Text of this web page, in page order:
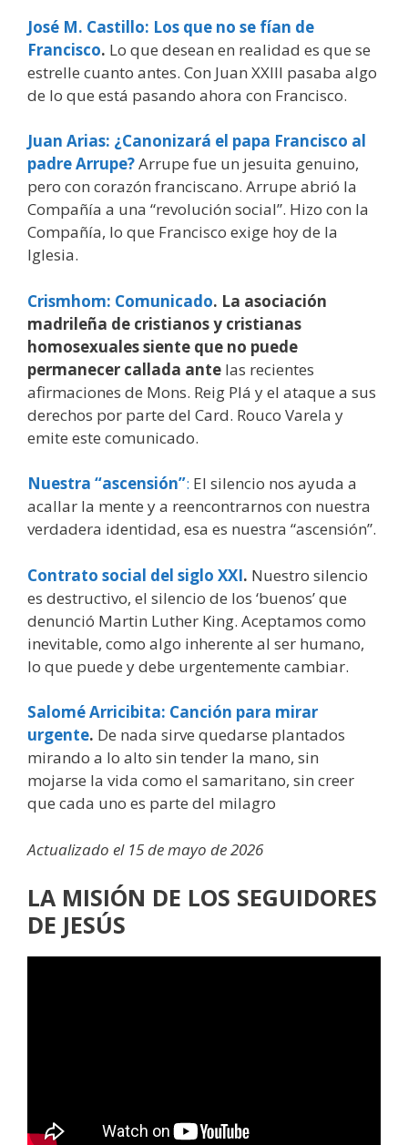
José M. Castillo: Los que no se fían de
Francisco. Lo que desean en realidad es que se
estrelle cuanto antes. Con Juan XXIII pasaba algo
de lo que está pasando ahora con Francisco.
Juan Arias: ¿Canonizará el papa Francisco al
padre Arrupe?Arrupe fue un jesuita genuino,
pero con corazón franciscano. Arrupe abrió la
Compañía a una “revolución social”. Hizo con la
Compañía, lo que Francisco exige hoy de la
Iglesia.
Crismhom: Comunicado. La asociación
madrileña de cristianos y cristianas
homosexuales siente que no puede
permanecer callada ante las recientes
afirmaciones de Mons. Reig Plá y el ataque a sus
derechos por parte del Card. Rouco Varela y
emite este comunicado.
Nuestra “ascensión”: El silencio nos ayuda a
acallar la mente y a reencontrarnos con nuestra
verdadera identidad, esa es nuestra “ascensión”.
Contrato social del siglo XXI. Nuestro silencio
es destructivo, el silencio de los ‘buenos’ que
denunció Martin Luther King. Aceptamos como
inevitable, como algo inherente al ser humano,
lo que puede y debe urgentemente cambiar.
Salomé Arricibita: Canción para mirar
urgente. De nada sirve quedarse plantados
mirando a lo alto sin tender la mano, sin
mojarse la vida como el samaritano, sin creer
que cada uno es parte del milagro
Actualizado el 15 de mayo de 2026
LA MISIÓN DE LOS SEGUIDORES
DE JESÚS